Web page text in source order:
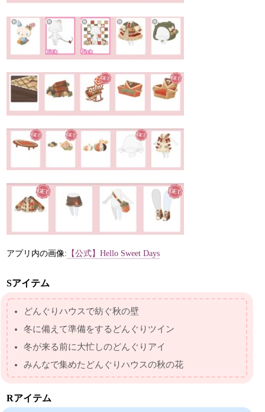
アプリ内の画像: 【公式】Hello Sweet Days
Sアイテム
どんぐりハウスで紡ぐ秋の壁
冬に備えて準備をするどんぐりツイン
冬が来る前に大忙しのどんぐりアイ
みんなで集めたどんぐりハウスの秋の花
Rアイテム